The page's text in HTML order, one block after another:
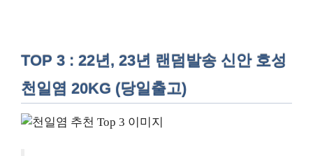
TOP 3 : 22년, 23년 랜덤발송 신안 호성
천일염 20KG (당일출고)